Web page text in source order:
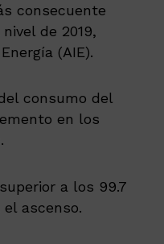
consecuente
de 2019,
(AIE).
consumo del
en los
a los 99.7
ascenso.